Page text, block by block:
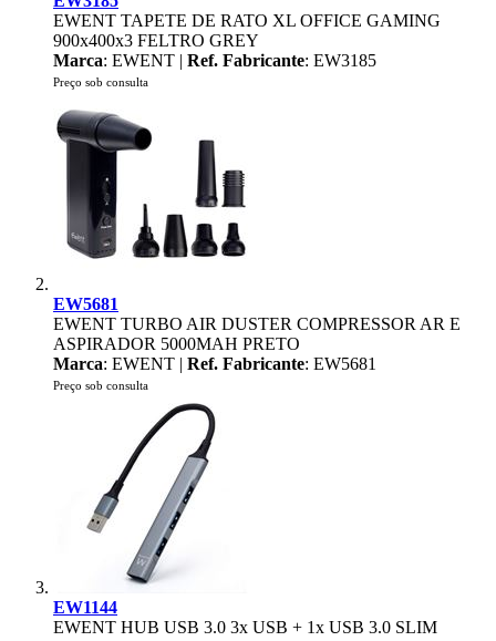
EWENT TAPETE DE RATO XL OFFICE GAMING
900x400x3 FELTRO GREY
Marca: EWENT | Ref. Fabricante: EW3185
Preço sob consulta
EW5681
EWENT TURBO AIR DUSTER COMPRESSOR AR E
ASPIRADOR 5000MAH PRETO
Marca: EWENT | Ref. Fabricante: EW5681
Preço sob consulta
EW1144
EWENT HUB USB 3.0 3x USB + 1x USB 3.0 SLIM